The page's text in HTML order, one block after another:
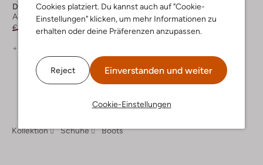
Cookies platziert. Du kannst auch auf "Cookie-
Einstellungen" klicken, um mehr Informationen zu
erhalten oder deine Präferenzen anzupassen.
Reject Einverstanden und weiter
Cookie-Einstellungen
Develab
Ankle Boots
€ 109,95 € 76,99
+ mehr farben
Develab
Ankle Boots
€ 104,95
€ 52,45
Kollektion Schuhe Boots